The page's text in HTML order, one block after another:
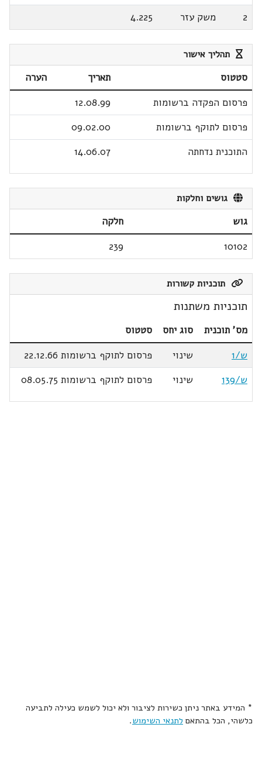
2
משק עזר 4.225
תהליך אישור
סטטוס תאריך
הערה
פרסום הפקדה ברשומות
12.08.99
פרסום לתוקף ברשומות
09.02.00
התוכנית נדחתה
14.06.07
גושים וחלקות
גוש
חלקה
10102
239
תוכניות קשורות
תוכניות משתנות
מס' תוכנית סוג יחס
סטטוס
ש/1
שינוי
פרסום לתוקף ברשומות 22.12.66
ש/139
שינוי פרסום לתוקף ברשומות 08.05.75
* המידע באתר ניתן כשירות לציבור ולא יכול לשמש כעילה לתביעה
כלשהי, הכל בהתאם לתנאי השימוש.